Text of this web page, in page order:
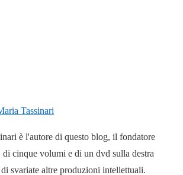
Tassinari
è l'autore di questo blog, il fondatore
di cinque volumi e di un dvd sulla destra
svariate altre produzioni intellettuali.